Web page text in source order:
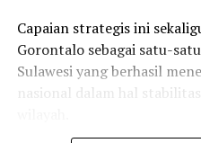
Capaian strategis ini
Gorontalo sebagai satu-
Sulawesi yang berhasil
nasional dalam hal